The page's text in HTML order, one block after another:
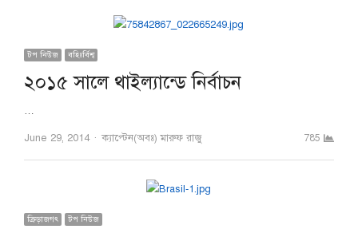
টপ নিউজ বহিঃর্বিশ্ব
২০১৫ সালে থাইল্যান্ডে নির্বাচন
…
June 29, 2014 Author
ক্যাপ্টেন(অবঃ) মারুফ রাজু 785
ক্রিড়াজগৎ টপ নিউজ